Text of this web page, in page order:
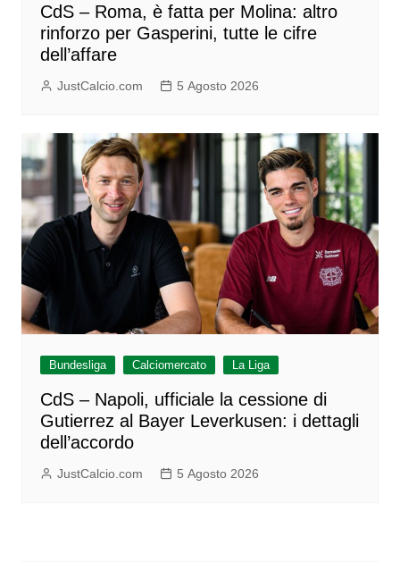
CdS – Roma, è fatta per Molina: altro
rinforzo per Gasperini, tutte le cifre
dell’affare
JustCalcio.com 5 Agosto 2026
Bundesliga Calciomercato La Liga
CdS – Napoli, ufficiale la cessione di
Gutierrez al Bayer Leverkusen: i dettagli
dell’accordo
JustCalcio.com 5 Agosto 2026